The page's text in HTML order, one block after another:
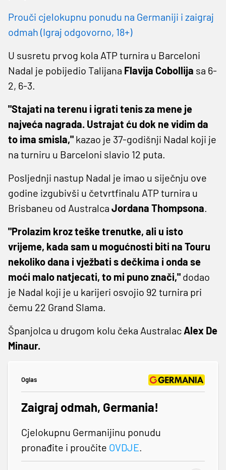
Prouči cjelokupnu ponudu na Germaniji i zaigraj
odmah (Igraj odgovorno, 18+)
U susretu prvog kola ATP turnira u Barceloni
Nadal je pobijedio Talijana Flavija Cobollija sa 6-
2, 6-3.
"Stajati na terenu i igrati tenis za mene je
najveća nagrada. Ustrajat ću dok ne vidim da
to ima smisla," kazao je 37-godišnji Nadal koji je
na turniru u Barceloni slavio 12 puta.
Posljednji nastup Nadal je imao u siječnju ove
godine izgubivši u četvrtfinalu ATP turnira u
Brisbaneu od Australca Jordana Thompsona.
"Prolazim kroz teške trenutke, ali u isto
vrijeme, kada sam u mogućnosti biti na Touru
nekoliko dana i vježbati s dečkima i onda se
moći malo natjecati, to mi puno znači," dodao
je Nadal koji je u karijeri osvojio 92 turnira pri
čemu 22 Grand Slama.
Španjolca u drugom kolu čeka Australac Alex De
Minaur.
Oglas
Zaigraj odmah, Germania!
Cjelokupnu Germanijinu ponudu
pronađite i proučite OVDJE.